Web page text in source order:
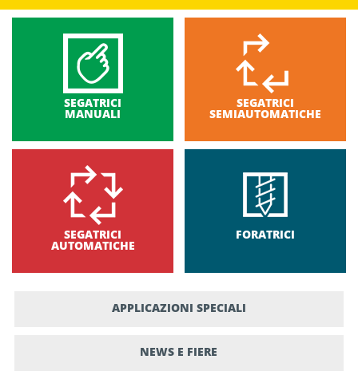
SEGATRICI
MANUALI
SEGATRICI
SEMIAUTOMATICHE
SEGATRICI
AUTOMATICHE
FORATRICI
APPLICAZIONI SPECIALI
NEWS E FIERE